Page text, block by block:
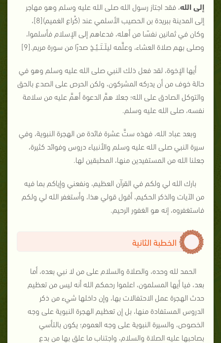
إلى الله، فقد اجتاز رسول الله صلى الله عليه وسلم وهو مهاجر
إلى المدينة ببريدة بن الحصيب الأسلمي عند (كُراع الغميم)[8]،
وكان في ثمانين نفسًا من أهله، فدعاهم إلى الإسلام فأسلموا،
وصلى بهم صلاة العشاء، وعلَّمه ليلَــتَــئِــذٍ صدرًا من سورة مريم.[9]
أيها الإخوة، لقد فعل ذلك النبي صلى الله عليه وسلم وهو في
حالة خوف من أن يدركه المشركون، ولكن الحرص على الصدع بالحق
والتوكل الصادق على الله؛ جعلا همَّ الدعوة أهمَّ عليه من سلامة
نفسه، صلى الله عليه وسلم.
وبعد عباد الله، فهذه ستَّ عشرة فائدة من الهجرة النبوية، وفي
سيرة النبي صلى الله عليه وسلم والأنبياء دروس وفوائد كثيرة،
جعلنا الله من المستفيدين منها، المطبقين لها.
بارك الله لي ولكم في القرآن العظيم، ونفعني وإياكم بما فيه
من الآيات والذكر الحكيم، أقول قولي هذا، وأستغفر الله لي ولكم
فاستغفروه، إنه هو الغفور الرحيم.
الخطبة الثانية
الحمد لله وحده، والصلاة والسلام على من لا نبي بعده، أما
بعد، فيا أيها المسلمون، اعلموا رحمكم الله أنه ليس من تعظيم
حدث الهجرة عمل الاحتفالات بها، وإن داخلها شيء من ذكر
الدروس المستفادة منها، بل إن تعظيم الهجرة النبوية على وجه
الخصوص، والسيرة النبوية على وجه العموم؛ يكون بالتأسي
بصاحبها عليه الصلاة والسلام، واجتناب ما علق بها من بدع